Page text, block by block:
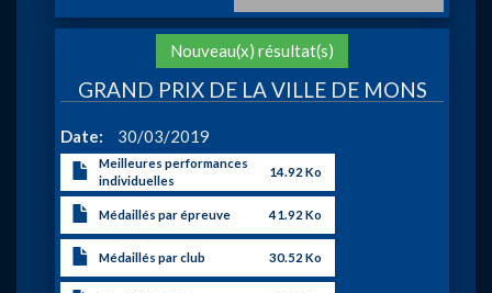
Action
Nouveau(x) résultat(s)
GRAND PRIX DE LA VILLE DE MONS
Date 30/03/2019
Meilleures performances
individuelles
14.92 Ko
Médaillés par épreuve 41.92 Ko
Médaillés par club 30.52 Ko